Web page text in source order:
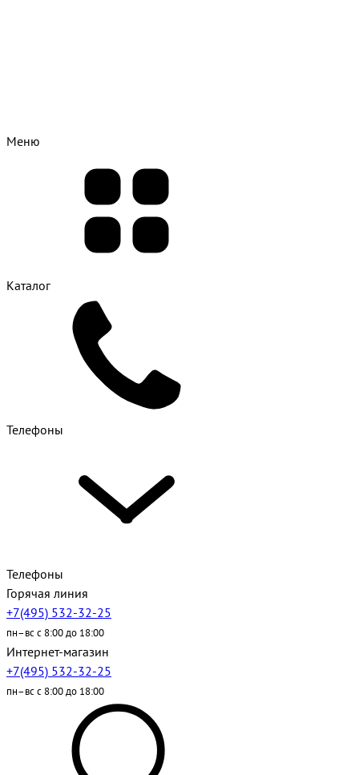
Меню
Каталог
Телефоны
Телефоны
Горячая линия
+7(495) 532-32-25
пн–вс с 8:00 до 18:00
Интернет-магазин
+7(495) 532-32-25
пн–вс с 8:00 до 18:00